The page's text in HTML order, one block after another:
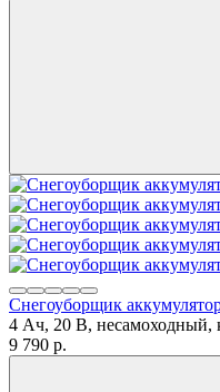
Снегоуборщик
4 Ач, 20 В, несамоходный,
9 790 p.